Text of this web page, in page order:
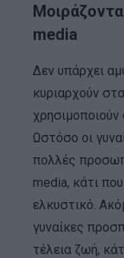
media
Δεν υπάρχει
κυριαρχούν
Ωστόσο οι
πολλές
media, κάτι
ελκυστικό.
γυναίκες
τέλεια ζωή,